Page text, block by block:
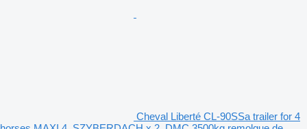
Cheval Liberté CL-90SSa trailer for 4